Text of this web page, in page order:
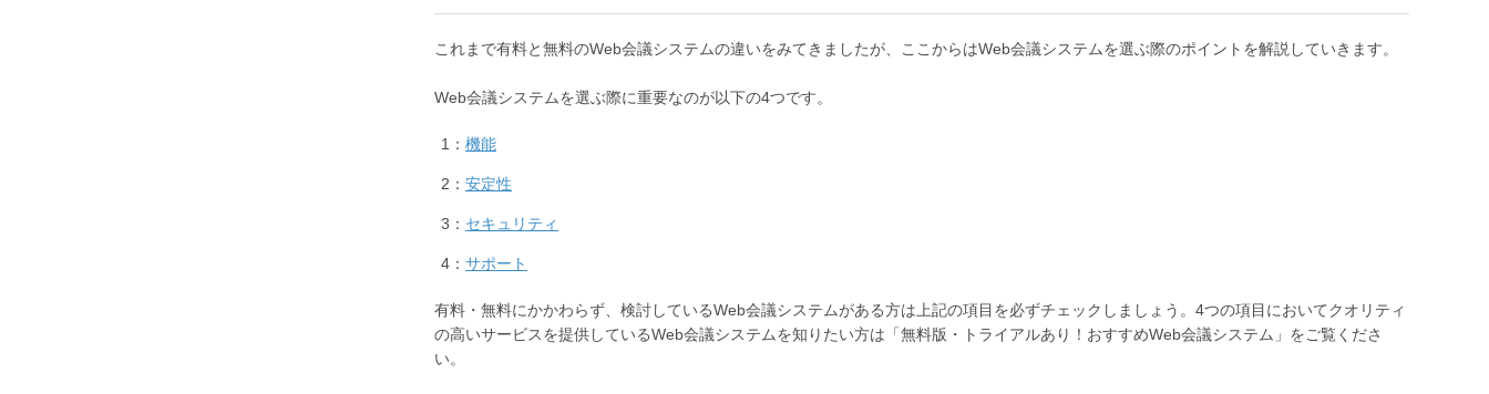
これまで有料と無料のWeb会議システムの違いをみてきましたが、ここからはWeb会議システムを選ぶ際のポイントを解説していきます。
Web会議システムを選ぶ際に重要なのが以下の4つです。
機能
安定性
セキュリティ
サポート
有料・無料にかかわらず、検討しているWeb会議システムがある方は上記の項目を必ずチェックしましょう。4つの項目においてクオリティ
の高いサービスを提供しているWeb会議システムを知りたい方は「無料版・トライアルあり！おすすめWeb会議システム」をご覧くださ
い。